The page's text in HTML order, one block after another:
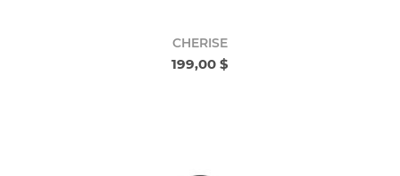
CHERISE
199,00 $